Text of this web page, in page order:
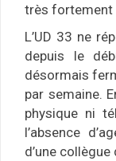
très fortement
L’UD 33 ne
depuis le
désormais
par semaine.
physique ni
l’absence
d’une